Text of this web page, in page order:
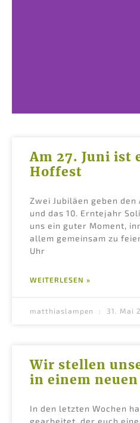
Am 27. Juni ist
Hoffest
Zwei Jubiläen geben
und das 10. Erntejahr
uns ein guter Moment,
allem gemeinsam zu
Uhr
WEITERLESEN »
matthiaslampen 31. Mai
Wir stellen
in einem
In den letzten Wochen
gearbeitet, der euch